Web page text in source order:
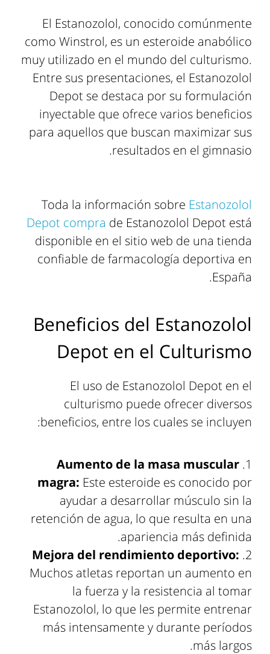
El Estanozolol, conocido comúnmente
como Winstrol, es un esteroide anabólico
muy utilizado en el mundo del culturismo.
Entre sus presentaciones, el Estanozolol
Depot se destaca por su formulación
inyectable que ofrece varios beneficios
para aquellos que buscan maximizar sus
resultados en el gimnasio.
Toda la información sobre Estanozolol
Depot compra de Estanozolol Depot está
disponible en el sitio web de una tienda
confiable de farmacología deportiva en
España.
Beneficios del Estanozolol
Depot en el Culturismo
El uso de Estanozolol Depot en el
culturismo puede ofrecer diversos
beneficios, entre los cuales se incluyen:
Aumento de la masa muscular
magra: Este esteroide es conocido por
ayudar a desarrollar músculo sin la
retención de agua, lo que resulta en una
apariencia más definida.
Mejora del rendimiento deportivo:
Muchos atletas reportan un aumento en
la fuerza y la resistencia al tomar
Estanozolol, lo que les permite entrenar
más intensamente y durante períodos
más largos.